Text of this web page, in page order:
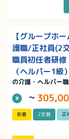
【グループホ
護職/正社員(2
職員初任者研
（ヘルパー1級
の介護・ヘルパー
～
新着 2交替 正